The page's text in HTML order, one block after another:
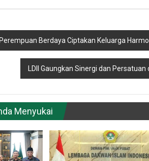
Berdaya Ciptakan Keluarga
LDII Gaungkan Sinergi dan
Menyukai